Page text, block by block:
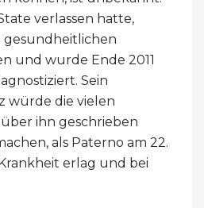
verlassen hatte,
gesundheitlichen
und wurde Ende 2011
Sein
würde die vielen
ihn geschrieben
als Paterno am 22.
erlag und bei